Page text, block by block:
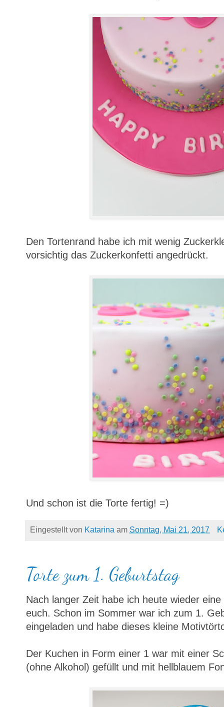
Den Tortenrand habe ich mit wenig
vorsichtig das Zuckerkonfetti angedrückt.
Und schon ist die Torte fertig! =)
Eingestellt von Katarina am Sonntag, Mai 21, 2017
Torte zum 1. Geburtstag
Nach langer Zeit habe ich heute wieder
euch. Schon im Sommer war ich zum 1.
eingeladen und habe dieses kleine
Der Kuchen in Form einer 1 war mit einer
(ohne Alkohol) gefüllt und mit hellblauem